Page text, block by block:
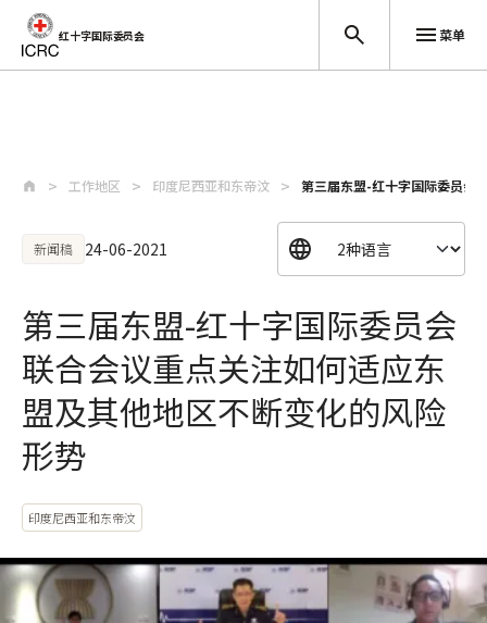
红十字国际委员会 菜单
工作地区 印度尼西亚和东帝汶 第三届东盟-红十字国际委员会
新闻稿 24-06-2021
第三届东盟-红十字国际委员会
联合会议重点关注如何适应东
盟及其他地区不断变化的风险
形势
印度尼西亚和东帝汶